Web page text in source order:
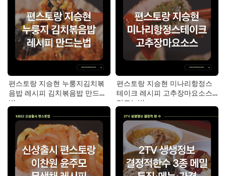
편스토랑 지승현 누룽지김치볶
음밥 레시피 김치볶음밥 만드는
법
편스토랑 지승현 미나리항정스
테이크 레시피 고추장마요소스
만드는법